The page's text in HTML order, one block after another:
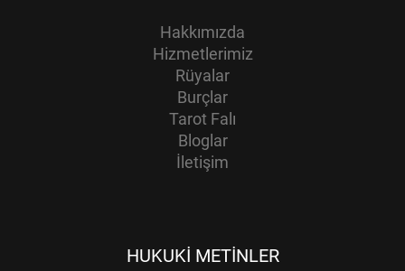
Hakkımızda
Hizmetlerimiz
Rüyalar
Burçlar
Tarot Falı
Bloglar
İletişim
HUKUKI METINLER